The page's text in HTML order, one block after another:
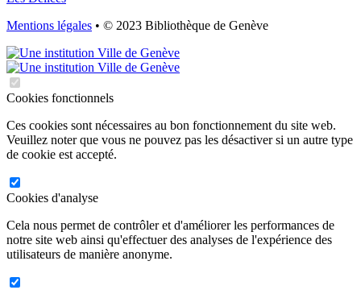
Mentions légales • © 2023 Bibliothèque de Genève
Cookies fonctionnels
Ces cookies sont nécessaires au bon fonctionnement du site web.
Veuillez noter que vous ne pouvez pas les désactiver si un autre type
de cookie est accepté.
Cookies d'analyse
Cela nous permet de contrôler et d'améliorer les performances de
notre site web ainsi qu'effectuer des analyses de l'expérience des
utilisateurs de manière anonyme.